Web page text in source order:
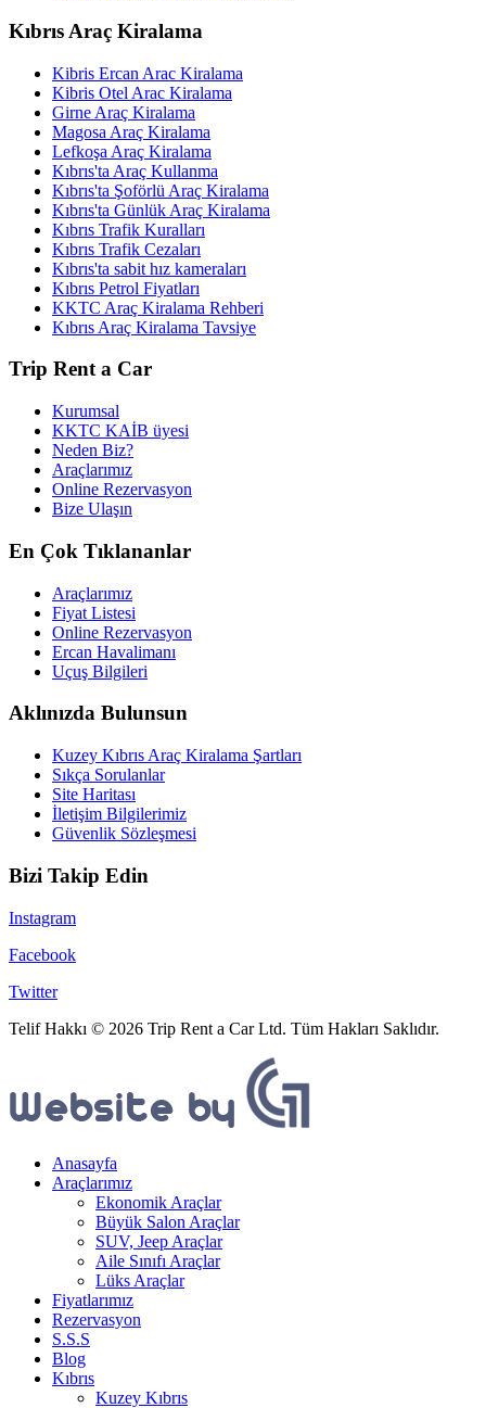
Kıbrıs Araç Kiralama
Kibris Ercan Arac Kiralama
Kibris Otel Arac Kiralama
Girne Araç Kiralama
Magosa Araç Kiralama
Lefkoşa Araç Kiralama
Kıbrıs'ta Araç Kullanma
Kıbrıs'ta Şoförlü Araç Kiralama
Kıbrıs'ta Günlük Araç Kiralama
Kıbrıs Trafik Kuralları
Kıbrıs Trafik Cezaları
Kıbrıs'ta sabit hız kameraları
Kıbrıs Petrol Fiyatları
KKTC Araç Kiralama Rehberi
Kıbrıs Araç Kiralama Tavsiye
Trip Rent a Car
Kurumsal
KKTC KAİB üyesi
Neden Biz?
Araçlarımız
Online Rezervasyon
Bize Ulaşın
En Çok Tıklananlar
Araçlarımız
Fiyat Listesi
Online Rezervasyon
Ercan Havalimanı
Uçuş Bilgileri
Aklınızda Bulunsun
Kuzey Kıbrıs Araç Kiralama Şartları
Sıkça Sorulanlar
Site Haritası
İletişim Bilgilerimiz
Güvenlik Sözleşmesi
Bizi Takip Edin
Instagram
Facebook
Twitter
Telif Hakkı © 2026 Trip Rent a Car Ltd. Tüm Hakları Saklıdır.
Anasayfa
Araçlarımız
Ekonomik Araçlar
Büyük Salon Araçlar
SUV, Jeep Araçlar
Aile Sınıfı Araçlar
Lüks Araçlar
Fiyatlarımız
Rezervasyon
S.S.S
Blog
Kıbrıs
Kuzey Kıbrıs